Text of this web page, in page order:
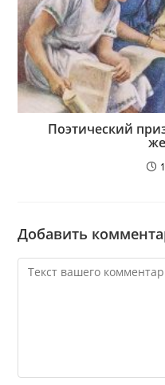
Поэтический
Добавить